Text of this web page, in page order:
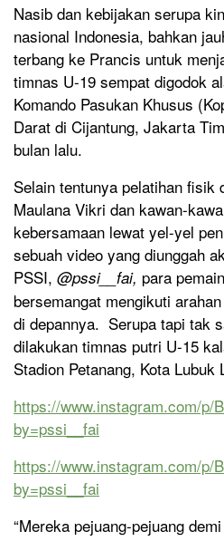
Nasib dan kebijakan serupa
nasional Indonesia, bahkan
terbang ke Prancis untuk
timnas U-19 sempat digodok
Komando Pasukan Khusus
Darat di Cijantung, Jakarta
bulan lalu.
Selain tentunya pelatihan fisik
Maulana Vikri dan kawan-
kebersamaan lewat yel-yel
sebuah video yang diunggah
PSSI, @pssi__fai, para
bersemangat mengikuti
di depannya. Serupa tapi tak
dilakukan timnas putri U-15
Stadion Petanang, Kota Lubuk
https://www.instagram.com/p/
by=pssi__fai
https://www.instagram.com/p/
by=pssi__fai
“Mereka pejuang-pejuang